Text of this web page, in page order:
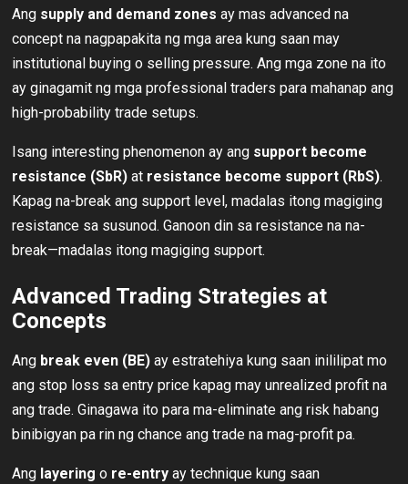
Ang supply and demand zones ay mas advanced na
concept na nagpapakita ng mga area kung saan may
institutional buying o selling pressure. Ang mga zone na ito
ay ginagamit ng mga professional traders para mahanap ang
high-probability trade setups.
Isang interesting phenomenon ay ang support become
resistance (SbR) at resistance become support (RbS).
Kapag na-break ang support level, madalas itong magiging
resistance sa susunod. Ganoon din sa resistance na na-
break—madalas itong magiging support.
Advanced Trading Strategies at
Concepts
Ang break even (BE) ay estratehiya kung saan inililipat mo
ang stop loss sa entry price kapag may unrealized profit na
ang trade. Ginagawa ito para ma-eliminate ang risk habang
binibigyan pa rin ng chance ang trade na mag-profit pa.
Ang layering o re-entry ay technique kung saan